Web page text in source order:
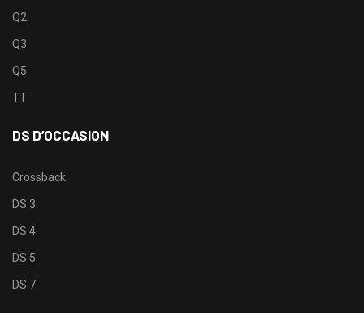
Q2
Q3
Q5
TT
DS D’OCCASION
Crossback
DS 3
DS 4
DS 5
DS 7